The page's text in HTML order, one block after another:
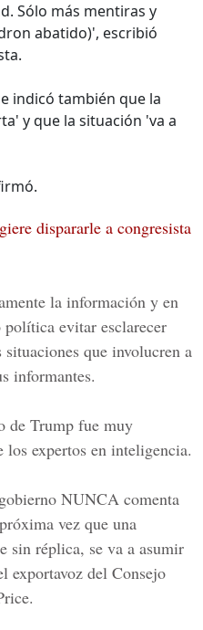
Sólo más mentiras y
abatido)', escribió
indicó también que la
y que la situación 'va a
dispararle a congresista
la información y en
evitar esclarecer
que involucren a
informantes.
de Trump fue muy
expertos en inteligencia.
NUNCA comenta
vez que una
sin réplica, se va a asumir
exportavoz del Consejo